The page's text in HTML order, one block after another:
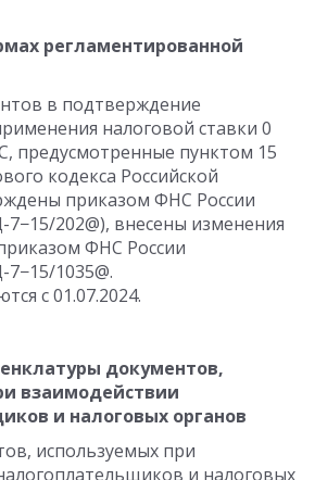
регламентированной
в подтверждение
налоговой ставки 0
предусмотренные пунктом 15
кодекса Российской
приказом ФНС России
202@), внесены изменения
ФНС России
1035@.
с 01.07.2024.
документов,
взаимодействии
и налоговых органов
используемых при
и налоговых